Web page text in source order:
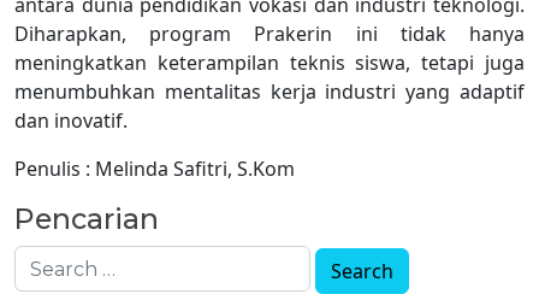
antara dunia pendidikan vokasi dan industri teknologi.
Diharapkan, program Prakerin ini tidak hanya
meningkatkan keterampilan teknis siswa, tetapi juga
menumbuhkan mentalitas kerja industri yang adaptif
dan inovatif.
Penulis : Melinda Safitri, S.Kom
Pencarian